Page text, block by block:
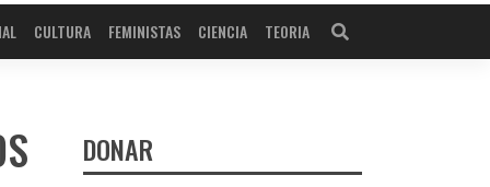
CULTURA FEMINISTAS CIENCIA TEORIA
DONAR